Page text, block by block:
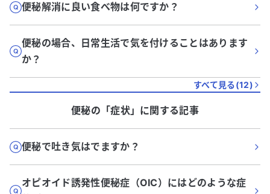
便秘解消に良い食べ物は何ですか？
便秘の場合、日常生活で気を付けることはあります
か？
すべて見る(12)
便秘の「症状」に関する記事
便秘で吐き気はでますか？
オピオイド誘発性便秘症（OIC）にはどのような症